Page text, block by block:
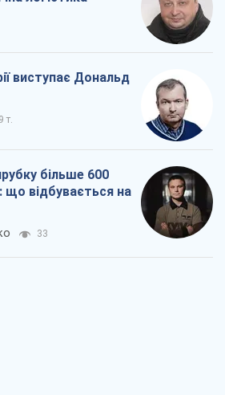
виступає Дональд
т.
більше 600
що відбувається на
33